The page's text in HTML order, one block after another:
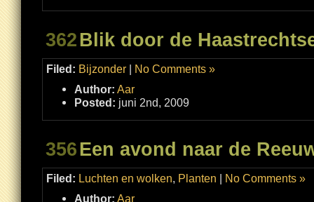
362Blik door de
Filed: Bijzonder | No Comments »
Author: Aar
Posted: juni 2nd, 2009
356Een avond naar de
Filed: Luchten en wolken, Planten | No Comments »
Author: Aar